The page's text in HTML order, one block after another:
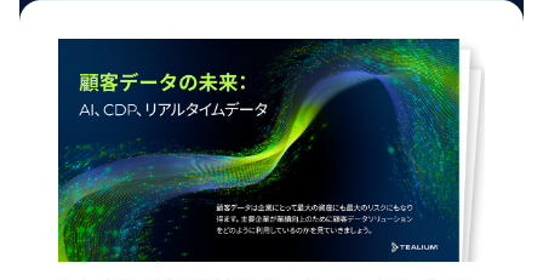
本フォームの送信により、Tealiumの利用規約ならびにプラ
イバシーポリシーに同意したことになります。
送信